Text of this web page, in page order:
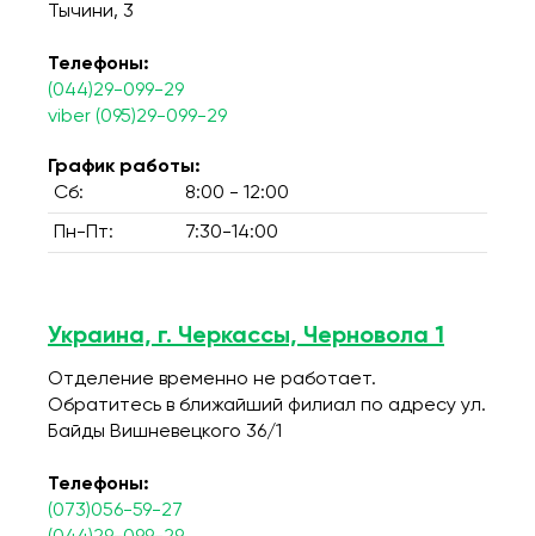
Тычини, 3
Телефоны:
(044)29-099-29
viber (095)29-099-29
График работы:
Сб:
8:00 - 12:00
Пн-Пт: 7:30-14:00
Украина, г. Черкассы, Черновола 1
Отделение временно не работает.
Обратитесь в ближайший филиал по адресу ул.
Байды Вишневецкого 36/1
Телефоны:
(073)056-59-27